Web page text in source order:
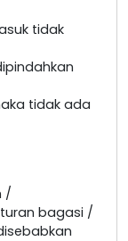
tidak
tidak ada
/
bagasi /